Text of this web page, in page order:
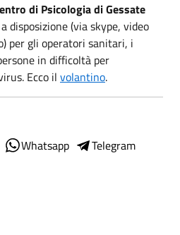
di Psicologia di Gessate
disposizione (via skype, video
per gli operatori sanitari, i
in difficoltà per
Ecco il volantino.
Whatsapp
Telegram